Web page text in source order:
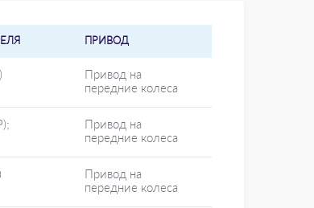
ПРИВОД
Привод на
передние колеса
Привод на
передние колеса
Привод на
передние колеса